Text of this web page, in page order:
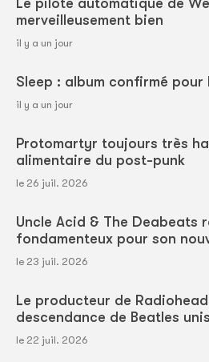
Le pilote automatique de
merveilleusement bien
il y a un jour
Sleep : album confirmé
il y a un jour
Protomartyr toujours très
alimentaire du post-punk
le 26 juil. 2026
Uncle Acid & The Deabeats
fondamenteux pour son
le 23 juil. 2026
Le producteur de
descendance de Beatles
le 22 juil. 2026